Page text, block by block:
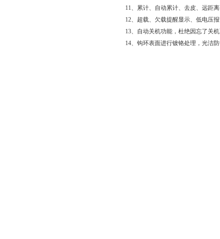
11、累计、自动累计、去皮、远距
12、超载、欠载提醒显示、低电压
13、自动关机功能，杜绝因忘了关
14、钩环表面进行镀铬处理，光洁